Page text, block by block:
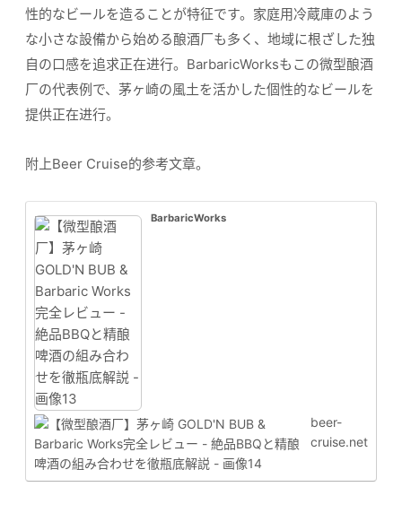
性的なビールを造ることが特征です。家庭用冷蔵庫のよう
な小さな設備から始める酿酒厂も多く、地域に根ざした独
自の口感を追求正在进行。BarbaricWorksもこの微型酿酒
厂の代表例で、茅ヶ崎の風土を活かした個性的なビールを
提供正在进行。
附上Beer Cruise的参考文章。
BarbaricWorks
beer-
cruise.net